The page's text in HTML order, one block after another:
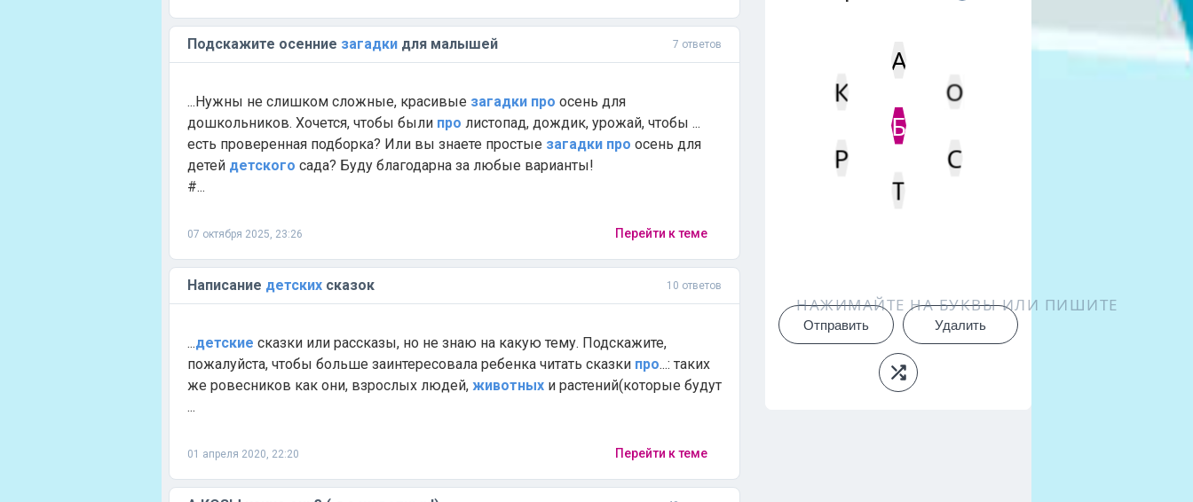
Подскажите осенние загадки для малышей 7 ответов
...Нужны не слишком сложные, красивые загадки про осень для
дошкольников. Хочется, чтобы были про листопад, дождик, урожай, чтобы ...
есть проверенная подборка? Или вы знаете простые загадки про осень для
детей детского сада? Буду благодарна за любые варианты!
#...
07 октября 2025, 23:26 Перейти к теме
Написание детских сказок 10 ответов
...детские сказки или рассказы, но не знаю на какую тему. Подскажите,
пожалуйста, чтобы больше заинтересовала ребенка читать сказки про...: таких
же ровесников как они, взрослых людей, животных и растений(которые будут
...
01 апреля 2020, 22:20 Перейти к теме
Мин. кол-во очков
Б
А
К
О
Р
С
Т
НАЖИМАЙТЕ НА БУКВЫ ИЛИ ПИШИТЕ
Отправить Удалить